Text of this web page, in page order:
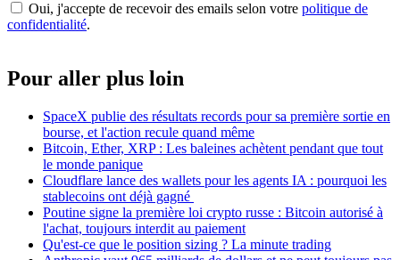
Oui, j'accepte de recevoir des emails selon votre politique de
confidentialité.
Pour aller plus loin
SpaceX publie des résultats records pour sa première sortie en
bourse, et l'action recule quand même
Bitcoin, Ether, XRP : Les baleines achètent pendant que tout
le monde panique
Cloudflare lance des wallets pour les agents IA : pourquoi les
stablecoins ont déjà gagné
Poutine signe la première loi crypto russe : Bitcoin autorisé à
l'achat, toujours interdit au paiement
Qu'est-ce que le position sizing ? La minute trading